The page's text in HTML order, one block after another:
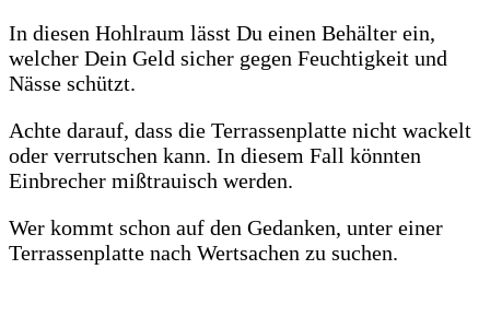
In diesen Hohlraum lässt Du einen Behälter ein,
welcher Dein Geld sicher gegen Feuchtigkeit und
Nässe schützt.
Achte darauf, dass die Terrassenplatte nicht wackelt
oder verrutschen kann. In diesem Fall könnten
Einbrecher mißtrauisch werden.
Wer kommt schon auf den Gedanken, unter einer
Terrassenplatte nach Wertsachen zu suchen.